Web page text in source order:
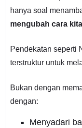
hanya soal
mengubah cara
Pendekatan seperti
terstruktur untuk
Bukan dengan
dengan:
Menyadari